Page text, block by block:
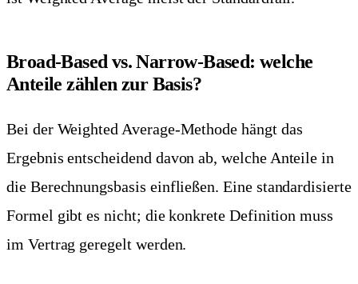
Broad-Based vs. Narrow-Based: welche
Anteile zählen zur Basis?
Bei der Weighted Average-Methode hängt das
Ergebnis entscheidend davon ab, welche Anteile in
die Berechnungsbasis einfließen. Eine standardisierte
Formel gibt es nicht; die konkrete Definition muss
im Vertrag geregelt werden.